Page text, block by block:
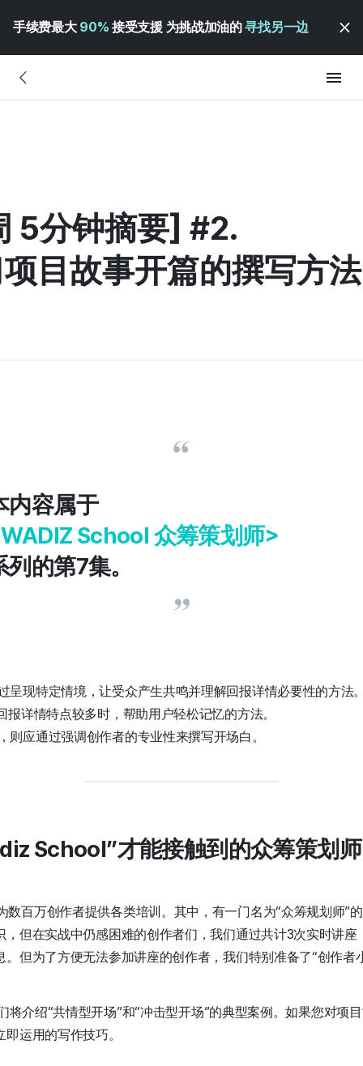
手续费最大 90% 接受支援 为挑战加油的寻找另一边
5分钟摘要] #2.
目故事开篇的撰写方法
内容属于
School 众筹策划师>
列的第7集。
呈现特定情境，让受众产生共鸣并理解回报详情必要性的方法
报详情特点较多时，帮助用户轻松记忆的方法。
则应通过强调创作者的专业性来撰写开场白。
School”才能接触到的众筹策划
数百万创作者提供各类培训。其中，有一门名为“众筹规划师”
，但在实战中仍感困难的创作者们，我们通过共计3次实时讲座
。但为了方便无法参加讲座的创作者，我们特别准备了“创作者
将介绍“共情型开场”和“冲击型开场”的典型案例。如果您对项
运用的写作技巧。